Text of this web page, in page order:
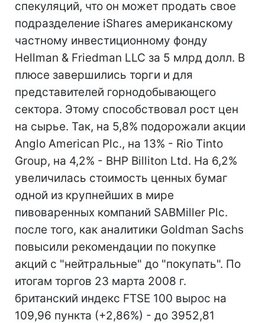
спекуляций, что он может продать свое
подразделение iShares американскому
частному инвестиционному фонду
Hellman & Friedman LLC за 5 млрд долл. В
плюсе завершились торги и для
представителей горнодобывающего
сектора. Этому способствовал рост цен
на сырье. Так, на 5,8% подорожали акции
Anglo American Plc., на 13% - Rio Tinto
Group, на 4,2% - BHP Billiton Ltd. На 6,2%
увеличилась стоимость ценных бумаг
одной из крупнейших в мире
пивоваренных компаний SABMiller Plc.
после того, как аналитики Goldman Sachs
повысили рекомендации по покупке
акций с "нейтральные" до "покупать". По
итогам торгов 23 марта 2008 г.
британский индекс FTSE 100 вырос на
109,96 пункта (+2,86%) - до 3952,81